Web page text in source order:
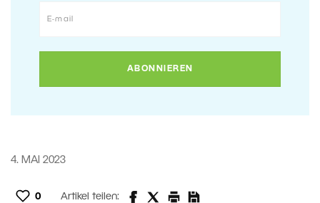
4. MAI 2023
0 Artikel teilen: